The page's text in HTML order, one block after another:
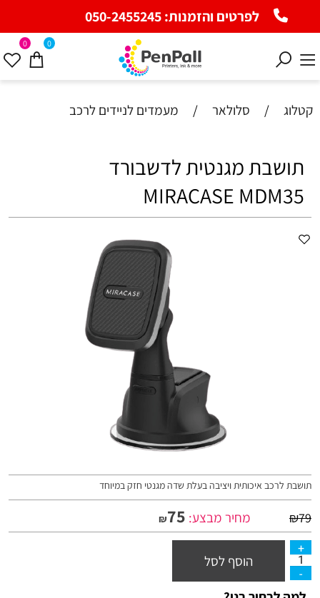
לפרטים והזמנות:050-2455245
0 0
קטלוג / סלולאר / מעמדים לניידים לרכב
תושבת מגנטית לדשבורד
MIRACASE MDM35
תושבת לרכב איכותית ויציבה בעלת שדה מגנטי חזק במיוחד
₪79 מחיר מבצע: ₪75
הוסף לסל